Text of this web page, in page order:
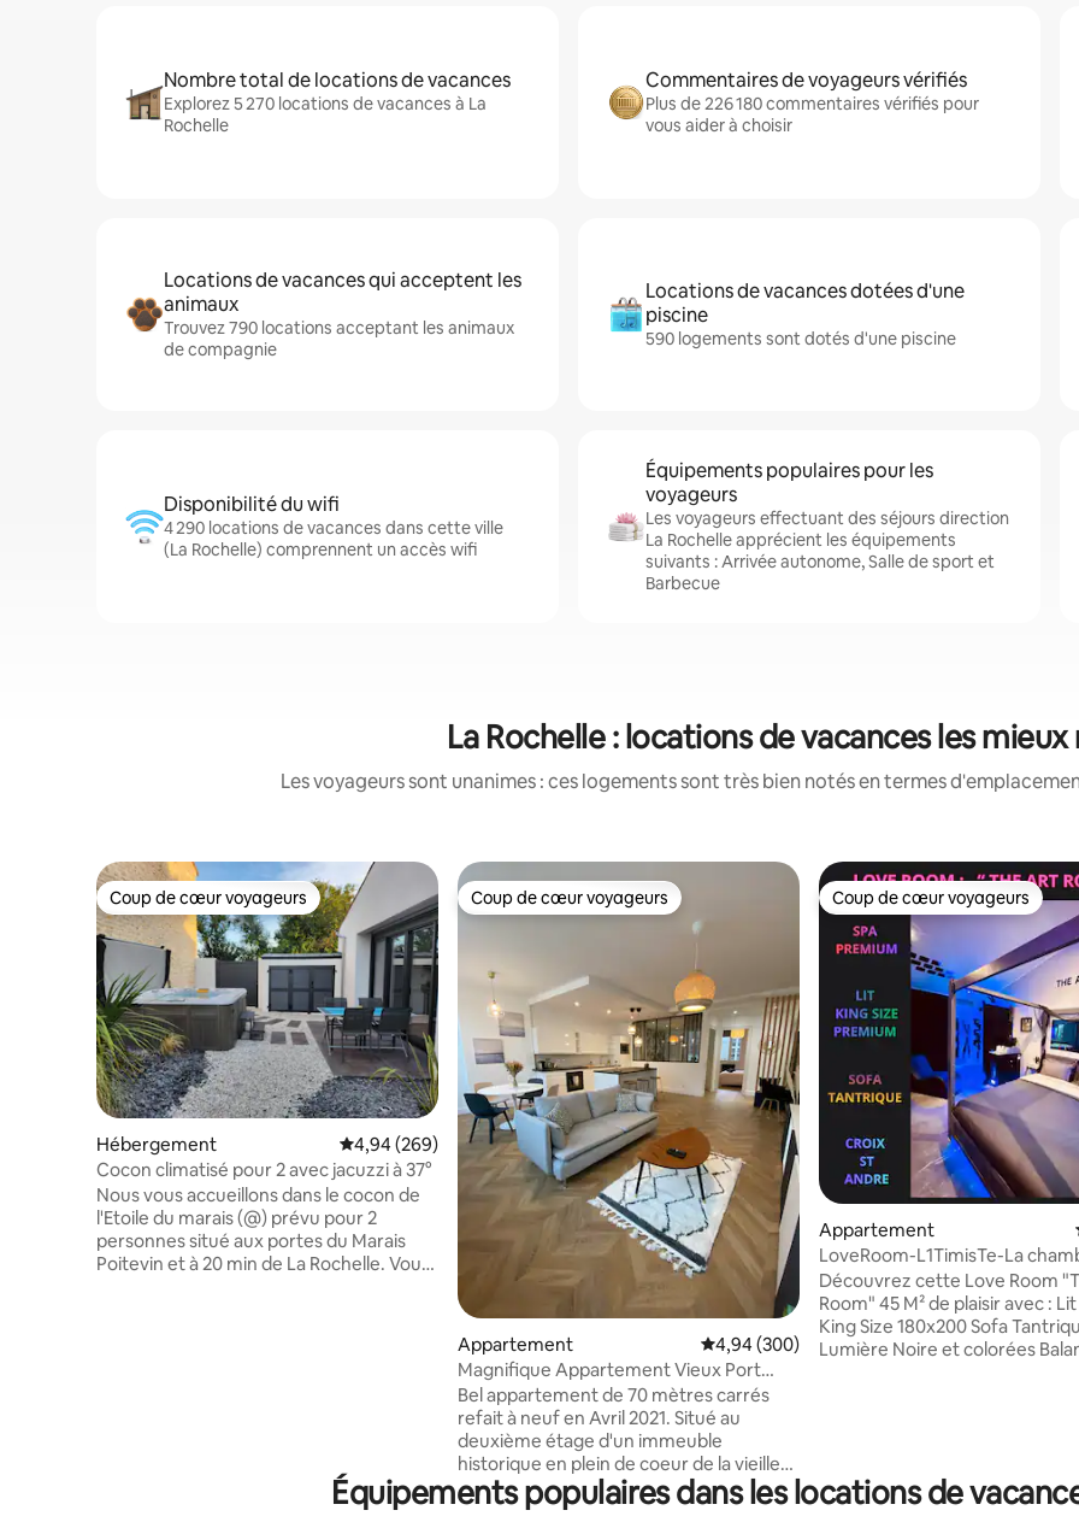
Nombre total de locations de vacances
Explorez 5 270 locations de vacances à La
Rochelle
Commentaires de voyageurs vérifiés
Plus de 226 180 commentaires vérifiés pour
vous aider à choisir
Locations de vacances qui acceptent les
animaux
Trouvez 790 locations acceptant les animaux
de compagnie
Locations de vacances dotées d'une
piscine
590 logements sont dotés d'une piscine
Disponibilité du wifi
4 290 locations de vacances dans cette ville
(La Rochelle) comprennent un accès wifi
Équipements populaires pour les
voyageurs
Les voyageurs effectuant des séjours direction
La Rochelle apprécient les équipements
suivants : Arrivée autonome, Salle de sport et
Barbecue
La Rochelle : locations de vacances les
Les voyageurs sont unanimes : ces logements sont très bien notés en termes
Coup de cœur voyageurs
Coup de cœur voyageurs
Hébergement Évaluation moyenne sur la base de 269 commentaires : 4,94 sur 5
4,94 (269)
Cocon climatisé pour 2 avec jacuzzi à 37°
Nous vous accueillons dans le cocon de
l'Etoile du marais (@) prévu pour 2
personnes situé aux portes du Marais
Poitevin et à 20 min de La Rochelle. Vous
Coup de cœur voyageurs
Coup de cœur voyageurs
Appartement Évaluation moyenne sur la base de 300
4,94 (300)
Magnifique Appartement Vieux Port
Refait à Neuf
Bel appartement de 70 mètres carrés
refait à neuf en Avril 2021. Situé au
deuxième étage d'un immeuble
historique en plein de coeur de la vieille
ville de La Rochelle. Il est chaleureux et
traversant, il vous assure donc de la
Coup de cœur voyageurs
Coup de cœur voyageurs
Appartement
LoveRoom-L1TimisTe-La
Découvrez cette Love Room "The Art
Room" 45 M² de plaisir avec : Lit Baldaquin
King Size 180x200 Sofa Tantrique avec
Lumière Noire et colorées Balançoire
personnes. Une douche XXL 4
XXL (1 mètre sur 2) Une servante avec
Équipements populaires dans les locations de